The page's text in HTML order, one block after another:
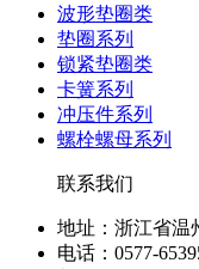
波形垫圈类
垫圈系列
锁紧垫圈类
卡簧系列
冲压件系列
螺栓螺母系列
联系我们
地址：浙江省温
电话：0577-